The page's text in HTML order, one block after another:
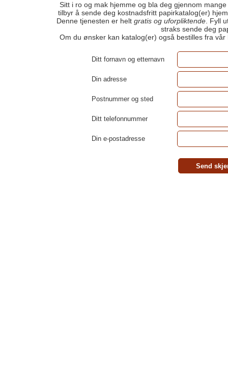
Sitt i ro og mak hjemme og bla deg gjennom
tilbyr å sende deg kostnadsfritt papirkatalog(er)
Denne tjenesten er helt gratis og uforpliktende . Fyll
straks sende deg
Om du ønsker kan katalog(er) også bestilles fra
Ditt fornavn og etternavn
Din adresse
Postnummer og sted
Ditt telefonnummer
Din e-postadresse